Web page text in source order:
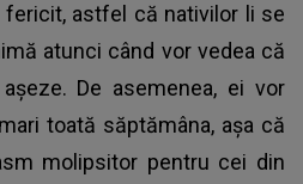
fericit, astfel că nativilor li se
atunci când vor vedea că
De asemenea, ei vor
toată săptămâna, așa că
molipsitor pentru cei din